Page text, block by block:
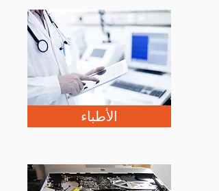
الأطباء